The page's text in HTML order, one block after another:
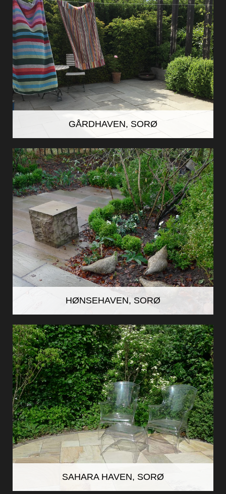
GÅRDHAVEN, SORØ
HØNSEHAVEN, SORØ
SAHARA HAVEN, SORØ